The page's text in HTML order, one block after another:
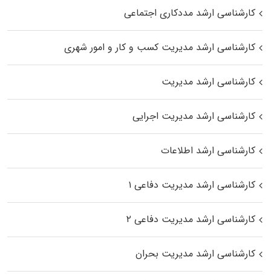
کارشناسی ارشد مددکاری اجتماعی
کارشناسی ارشد مدیریت کسب و کار و امور شهری
کارشناسی ارشد مدیریت
کارشناسی ارشد مدیریت اجرایی
کارشناسی ارشد اطلاعات
کارشناسی ارشد مدیریت دفاعی ۱
کارشناسی ارشد مدیریت دفاعی ۲
کارشناسی ارشد مدیریت بحران